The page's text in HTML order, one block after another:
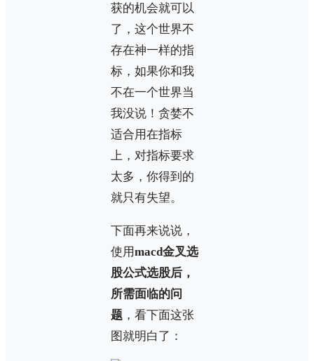
获的机会就可以
了，这个世界不
存在神一样的指
标，如果你和我
不在一个世界当
我没说！贪婪不
适合用在指标
上，对指标要求
太多，你得到的
就只有失望。
下面再来说说，
使用macd金叉选
股公式选股后，
所需面临的问
题 ，看下面这张
图就明白了：